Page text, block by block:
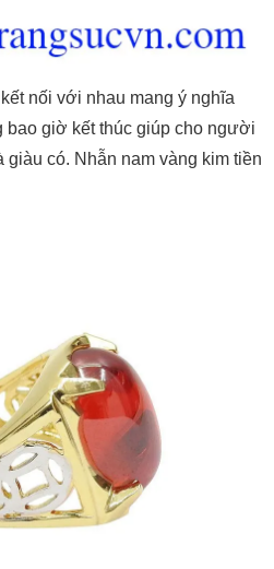
nối với nhau mang ý nghĩa
bao giờ kết thúc giúp cho người
có. Nhẫn nam vàng kim tiền